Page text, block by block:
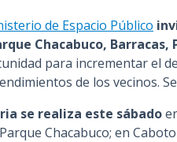
de Espacio Público
Chacabuco,
para incrementar el
de los vecinos.
se realiza este sábado
Chacabuco; en